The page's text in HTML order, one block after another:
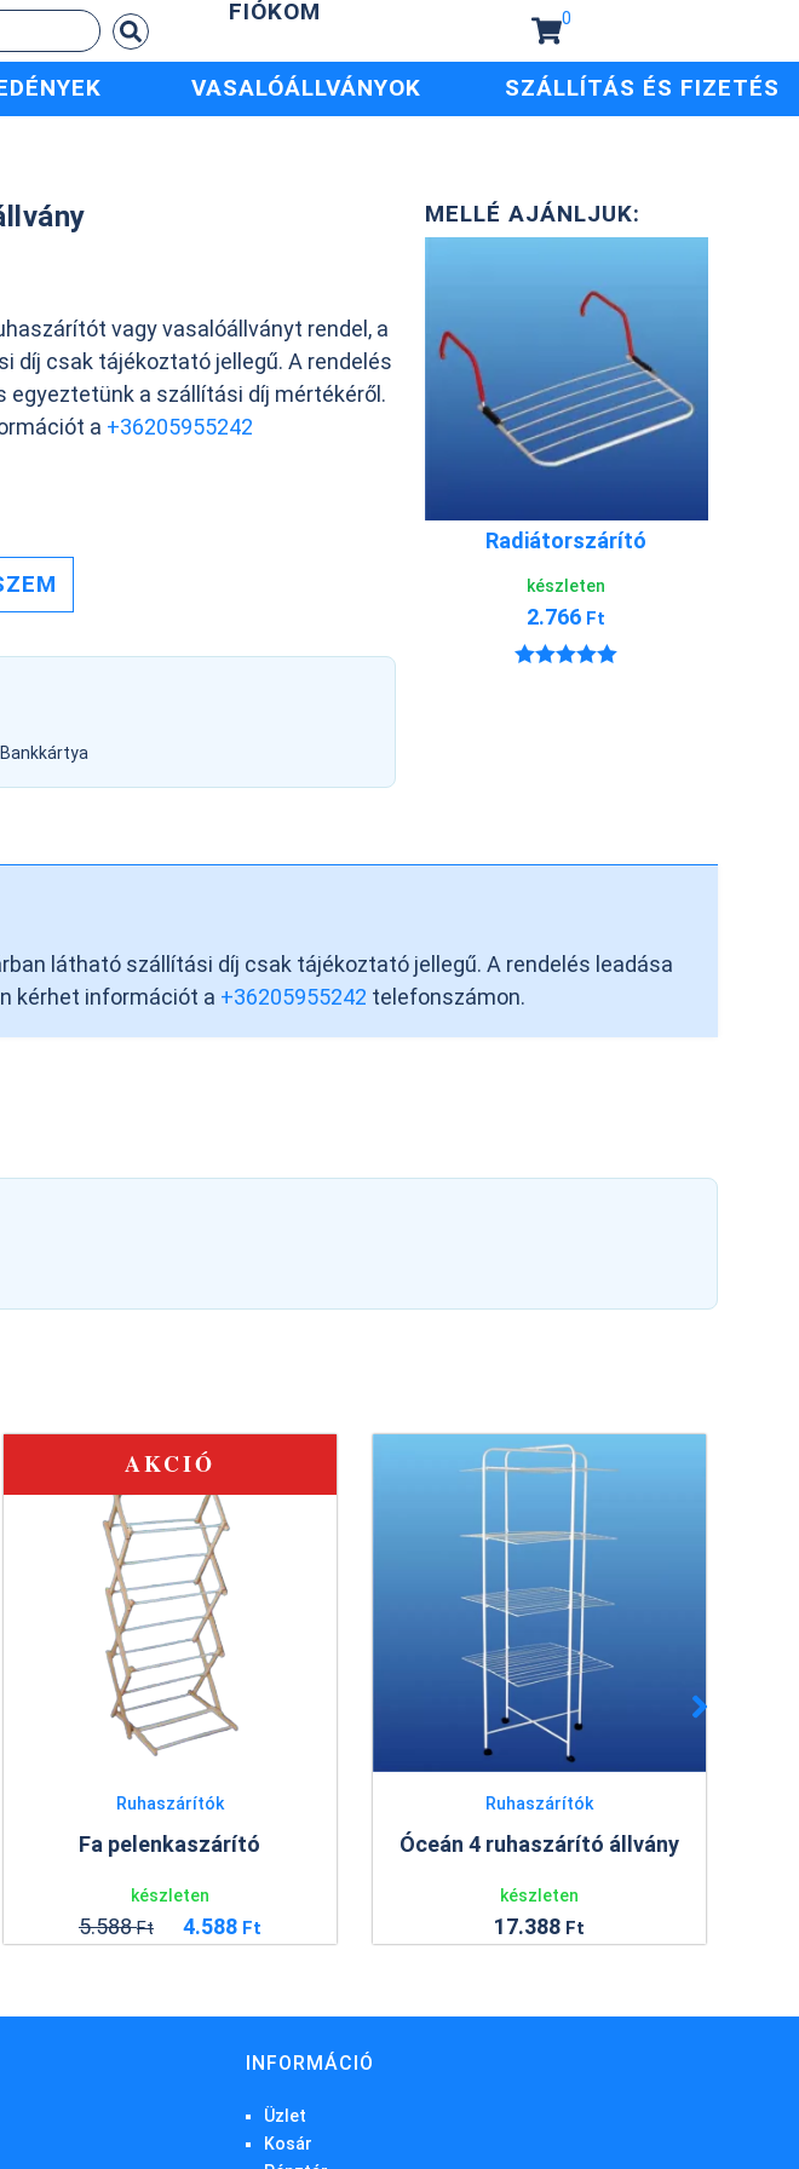
FIÓKOM 0
VASALÓÁLLVÁNYOK SZÁLLÍTÁS ÉS FIZETÉS
vagy vasalóállványt rendel, a
díj csak tájékoztató jellegű. A rendelés
egyeztetünk a szállítási díj mértékéről.
a +36205955242
MELLÉ AJÁNLJUK:
Radiátorszárító
készleten
2.766 Ft
látható szállítási díj csak tájékoztató jellegű. A rendelés leadása
kérhet információt a +36205955242 telefonszámon.
AKCIÓ
Ruhaszárítók
Fa pelenkaszárító
készleten
5.588Ft 4.588 Ft
Ruhaszárítók
Óceán 4 ruhaszárító állvány
készleten
17.388 Ft
INFORMÁCIÓ
Üzlet
Kosár